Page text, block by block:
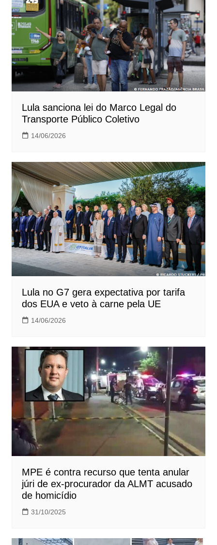
Lula sanciona lei do Marco Legal do
Transporte Público Coletivo
14/06/2026
Lula no G7 gera expectativa por tarifa
dos EUA e veto à carne pela UE
14/06/2026
MPE é contra recurso que tenta anular
júri de ex-procurador da ALMT acusado
de homicídio
31/10/2025